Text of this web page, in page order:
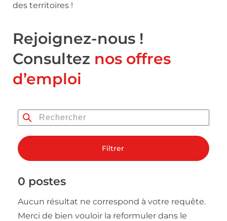
des territoires !
Rejoignez-nous !
Consultez nos offres
d’emploi
Filtrer
0 postes
Aucun résultat ne correspond à votre requête.
Merci de bien vouloir la reformuler dans le